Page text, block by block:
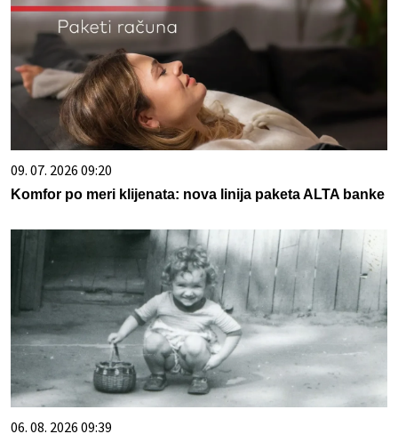
09. 07. 2026 09:20
Komfor po meri klijenata: nova linija paketa ALTA banke
06. 08. 2026 09:39